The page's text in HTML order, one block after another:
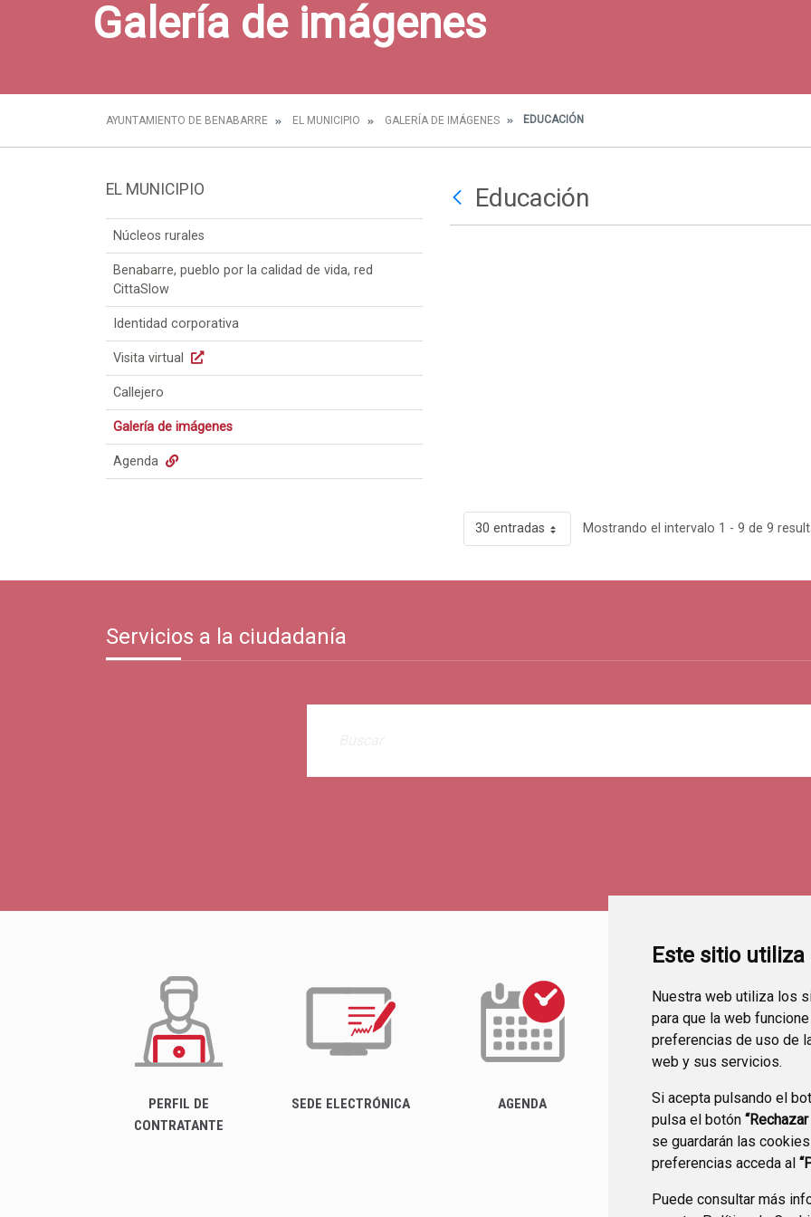
Este sitio
Nuestra web utiliza los
para que la web
preferencias de uso de
web y sus servicios.
Si acepta pulsando el
pulsa el botón
se guardarán las
preferencias acceda al
Puede consultar más
Galería de imágenes
AYUNTAMIENTO DE BENABARRE EL MUNICIPIO GALERÍA DE IMÁGENES EDUCACIÓN
EL MUNICIPIO
Núcleos rurales
Benabarre, pueblo por la calidad de vida, red
CittaSlow
Identidad corporativa
Visita virtual
Callejero
Galería de imágenes
Agenda
Educación
30 entradas Mostrando el intervalo 1 - 9 de 9
Servicios a la ciudadanía
PERFIL DE
CONTRATANTE
SEDE ELECTRÓNICA AGENDA ACTUALIDAD